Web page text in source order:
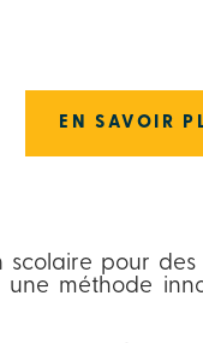
EN SAVOIR
pour
une méthode